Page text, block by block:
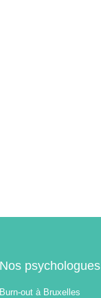
Nos psychologues
Burn-out à Bruxelles